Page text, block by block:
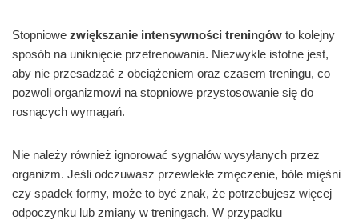
Stopniowe zwiększanie intensywności treningów to kolejny
sposób na uniknięcie przetrenowania. Niezwykle istotne jest,
aby nie przesadzać z obciążeniem oraz czasem treningu, co
pozwoli organizmowi na stopniowe przystosowanie się do
rosnących wymagań.
Nie należy również ignorować sygnałów wysyłanych przez
organizm. Jeśli odczuwasz przewlekłe zmęczenie, bóle mięśni
czy spadek formy, może to być znak, że potrzebujesz więcej
odpoczynku lub zmiany w treningach. W przypadku